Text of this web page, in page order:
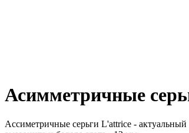
Асимметричные
Ассиметричные серьги L'attrice -